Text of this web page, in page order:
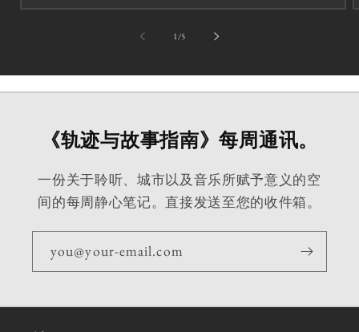
1/第5
《轨迹与故事指南》每周通讯。
一份关于聆听、城市以及音乐所赋予意义的空
间的每周静心笔记。直接发送至您的收件箱。
you@your-email.com